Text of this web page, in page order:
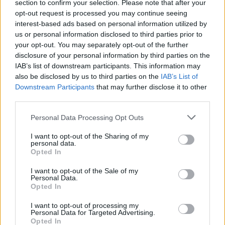
section to confirm your selection. Please note that after your
opt-out request is processed you may continue seeing
interest-based ads based on personal information utilized by
us or personal information disclosed to third parties prior to
your opt-out. You may separately opt-out of the further
disclosure of your personal information by third parties on the
IAB’s list of downstream participants. This information may
also be disclosed by us to third parties on the IAB’s List of
Downstream Participants that may further disclose it to other
Personal Data Processing Opt Outs
I want to opt-out of the Sharing of my
personal data.
Opted In
I want to opt-out of the Sale of my
Personal Data.
Opted In
I want to opt-out of processing my
Personal Data for Targeted Advertising.
Opted In
part d’un rival que lluita per la
permanència
abril 29, 2026
DEIXA UNA RESPOSTA
Comentari: